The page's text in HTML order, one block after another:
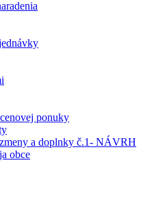
ponuky
a doplnky č.1- NÁVRH
obce